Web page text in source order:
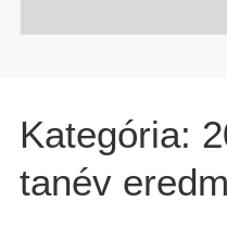
Kategória:
tanév